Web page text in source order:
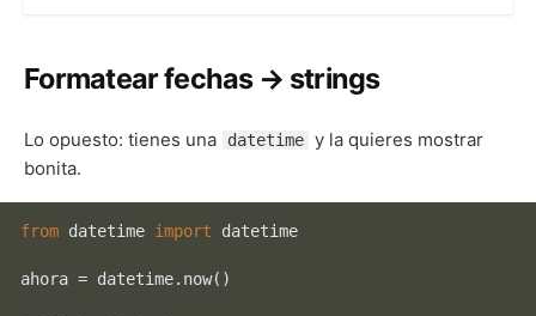
Formatear fechas → strings
Lo opuesto: tienes una datetime y la quieres mostrar
bonita.
from datetime import datetime
ahora = datetime.now()